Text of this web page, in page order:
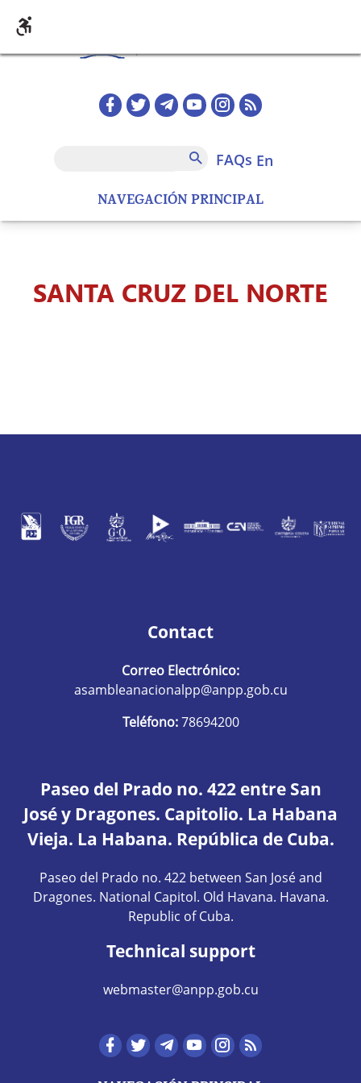
NAVEGACIÓN PRINCIPAL
Redes sociales home
FAQs
FAQs en
SANTA CRUZ DEL NORTE
Contact
Correo Electrónico:
asambleanacionalpp@anpp.gob.cu
Teléfono:78694200
Paseo del Prado no. 422 entre San
José y Dragones. Capitolio. La Habana
Vieja. La Habana. República de Cuba.
Paseo del Prado no. 422 between San José and
Dragones. National Capitol. Old Havana. Havana.
Republic of Cuba.
Technical support
webmaster@anpp.gob.cu
Redes sociales